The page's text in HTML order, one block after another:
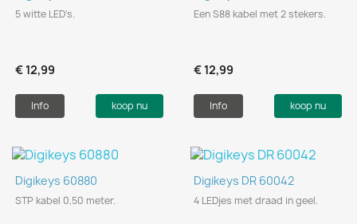
5 witte LED's.
€ 12,99
Info koop nu
Een S88 kabel met 2 stekers.
€ 12,99
Info koop nu
Digikeys 60880
STP kabel 0,50 meter.
Digikeys DR 60042
4 LEDjes met draad in geel.